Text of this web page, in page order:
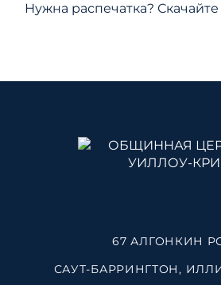
Нужна распечатка?
67 АЛГОНКИН
САУТ-БАРРИНГТОН,